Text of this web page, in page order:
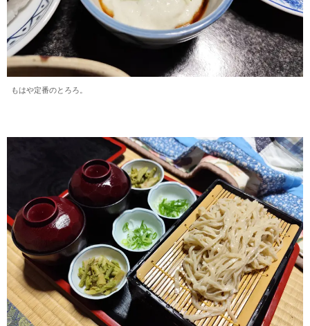
もはや定番のとろろ。